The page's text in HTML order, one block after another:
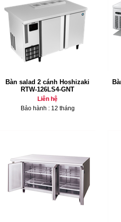
Bàn salad 2 cánh Hoshizaki
RTW-126LS4-GNT
Liên hệ
Bảo hành : 12 tháng